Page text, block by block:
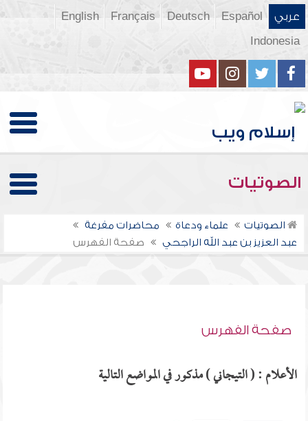
عربي Español
Deutsch
Français
English
Indonesia
الصوتيات
الصوتيات علماء ودعاة
محاضرات مفرغة
عبد العزيز بن عبد الله الراجحي
صفحة الفهرس
صفحة الفهرس
الأعلام : ( التيجاني ) مذكور في المواضع التالية